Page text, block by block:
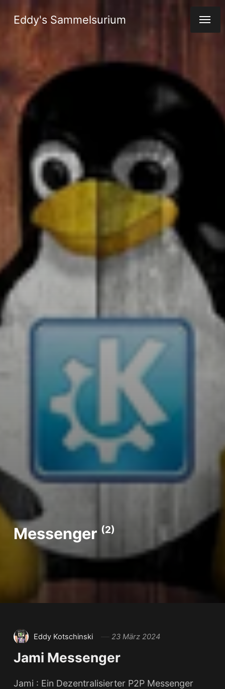
Eddy's Sammelsurium
Messenger (2)
Eddy Kotschinski 23 März 2024
Jami Messenger
Jami : Ein Dezentralisierter P2P Messenger